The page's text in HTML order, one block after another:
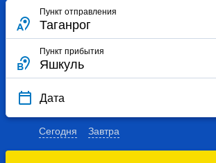
Пункт отправления
Пункт прибытия
Дата
Сегодня Завтра